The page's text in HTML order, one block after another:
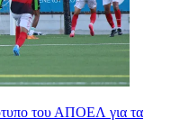
του ΑΠΟΕΛ για τα